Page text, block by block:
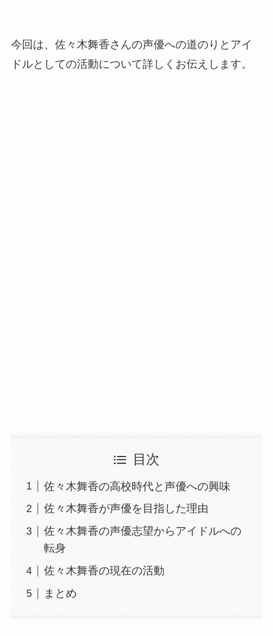
今回は、佐々木舞香さんの声優への道のりとアイ
ドルとしての活動について詳しくお伝えします。
目次
佐々木舞香の高校時代と声優への興味
佐々木舞香が声優を目指した理由
佐々木舞香の声優志望からアイドルへの
転身
佐々木舞香の現在の活動
まとめ